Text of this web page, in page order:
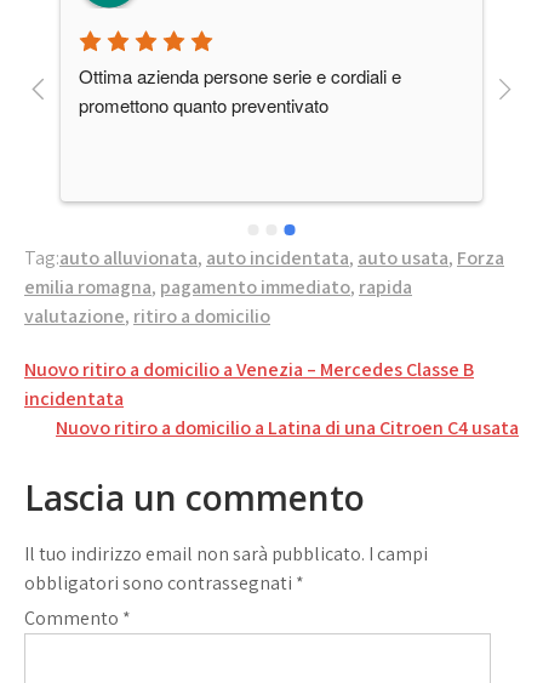
Ottima azienda persone serie e cordiali e
promettono quanto preventivato
Tag:auto alluvionata, auto incidentata, auto usata, Forza
emilia romagna, pagamento immediato, rapida
valutazione, ritiro a domicilio
Navigazione
articoli
Nuovo ritiro a domicilio a Venezia – Mercedes Classe B
incidentata
Nuovo ritiro a domicilio a Latina di una Citroen C4 usata
Lascia un commento
Il tuo indirizzo email non sarà pubblicato. I campi
obbligatori sono contrassegnati *
Commento *